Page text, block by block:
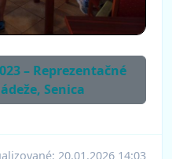
– Reprezentačné
Senica
20.01.2026 14:03